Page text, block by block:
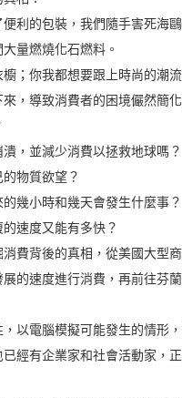
利的包裝，我們隨手害死海
量燃燒化石燃料。
；你我都想要跟上時尚的潮
，導致消費者的困境儼然簡
，並減少消費以拯救地球嗎？
物質欲望？
幾小時和幾天會發生什麼事？
速度又能有多快？
費背後的真相，從美國大型
的速度進行消費，再前往芬
以電腦模擬可能發生的情形
經有企業家和社會活動家，